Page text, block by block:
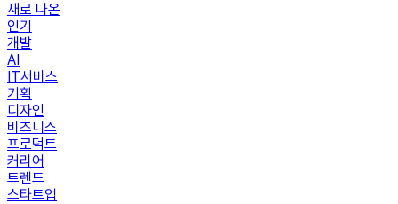
새로 나온
인기
개발
AI
IT서비스
기획
디자인
비즈니스
프로덕트
커리어
트렌드
스타트업